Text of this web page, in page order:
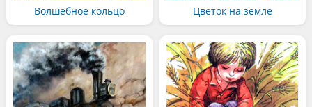
Волшебное кольцо Цветок на земле